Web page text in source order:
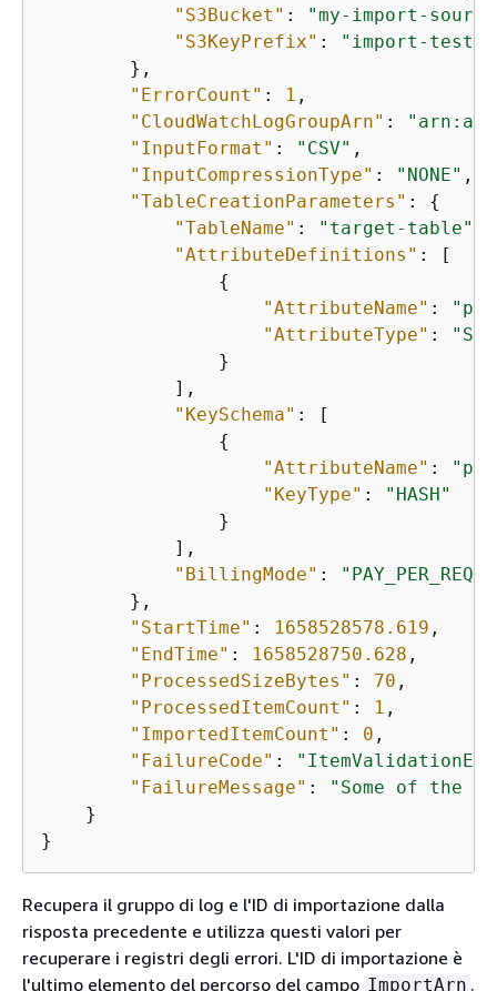
"S3Bucket" :
"my-import-
"S3KeyPrefix" :
"import-test"
        },
"ErrorCount" : 1 ,
"CloudWatchLogGroupArn" :
"InputFormat" : "CSV" ,
"InputCompressionType" : "NONE" ,
"TableCreationParameters" : {
"TableName" : "target-table"
"AttributeDefinitions" : [
{
"AttributeName" : "pk"
"AttributeType" :
"S"
                }
            ],
"KeySchema" : [
{
"AttributeName" : "pk"
"KeyType" :
"HASH"
                }
            ],
"BillingMode" :
        },
"StartTime" : 1658528578.619 ,
"EndTime" : 1658528750.628 ,
"ProcessedSizeBytes" : 70 ,
"ProcessedItemCount" : 1 ,
"ImportedItemCount" : 0 ,
"FailureCode" :
"FailureMessage" :
"Some of the
    }
}
Recupera il gruppo di log e l'ID di importazione dalla
risposta precedente e utilizza questi valori per
recuperare i registri degli errori. L'ID di importazione è
l'ultimo elemento del percorso del campo ImportArn .